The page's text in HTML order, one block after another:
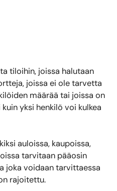
tiloihin, joissa halutaan
joissa ei ole tarvetta
määrää tai joissa on
yksi henkilö voi kulkea
auloissa, kaupoissa,
tarvitaan pääosin
joka voidaan tarvittaessa
rajoitettu.